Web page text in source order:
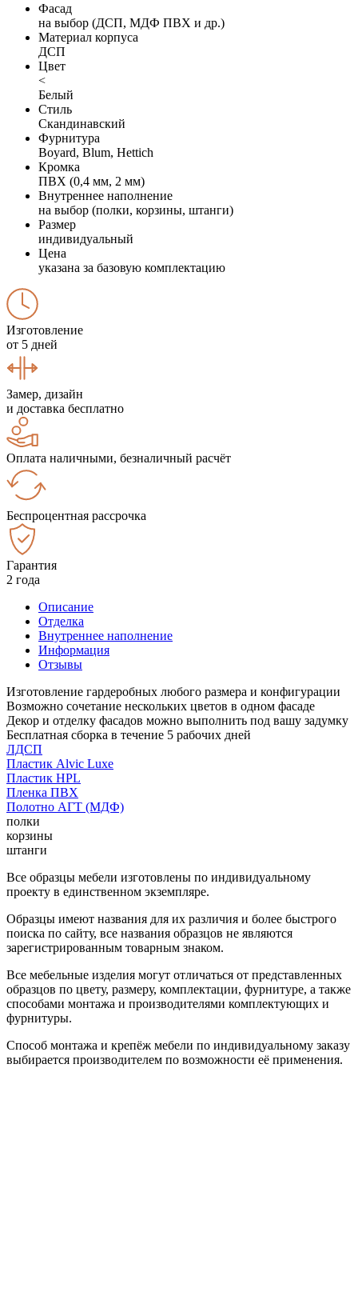
Фасад
на выбор (ДСП, МДФ ПВХ и др.)
Материал корпуса
ДСП
Цвет
<
Белый
Стиль
Скандинавский
Фурнитура
Boyard, Blum, Hettich
Кромка
ПВХ (0,4 мм, 2 мм)
Внутреннее наполнение
на выбор (полки, корзины, штанги)
Размер
индивидуальный
Цена
указана за базовую комплектацию
Изготовление
от 5 дней
Замер, дизайн
и доставка бесплатно
Оплата наличными, безналичный расчёт
Беспроцентная рассрочка
Гарантия
2 года
Описание
Отделка
Внутреннее наполнение
Информация
Отзывы
Изготовление гардеробных любого размера и конфигурации
Возможно сочетание нескольких цветов в одном фасаде
Декор и отделку фасадов можно выполнить под вашу задумку
Бесплатная сборка в течение 5 рабочих дней
ЛДСП
Пластик Alvic Luxe
Пластик HPL
Пленка ПВХ
Полотно АГТ (МДФ)
полки
корзины
штанги
Все образцы мебели изготовлены по индивидуальному
проекту в единственном экземпляре.
Образцы имеют названия для их различия и более быстрого
поиска по сайту, все названия образцов не являются
зарегистрированным товарным знаком.
Все мебельные изделия могут отличаться от представленных
образцов по цвету, размеру, комплектации, фурнитуре, а также
способами монтажа и производителями комплектующих и
фурнитуры.
Способ монтажа и крепёж мебели по индивидуальному заказу
выбирается производителем по возможности её применения.